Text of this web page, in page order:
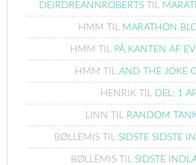
DEIRDREANNROBERTSTIL
HMM TIL MARATHON
HMM TIL PÅ KANTEN AF
HMM TIL AND THE JOKE
HENRIK TIL DEL: 1
LINN TIL RANDOM
BØLLEMISTIL SIDSTE SIDSTE
BØLLEMIS TIL SIDSTE